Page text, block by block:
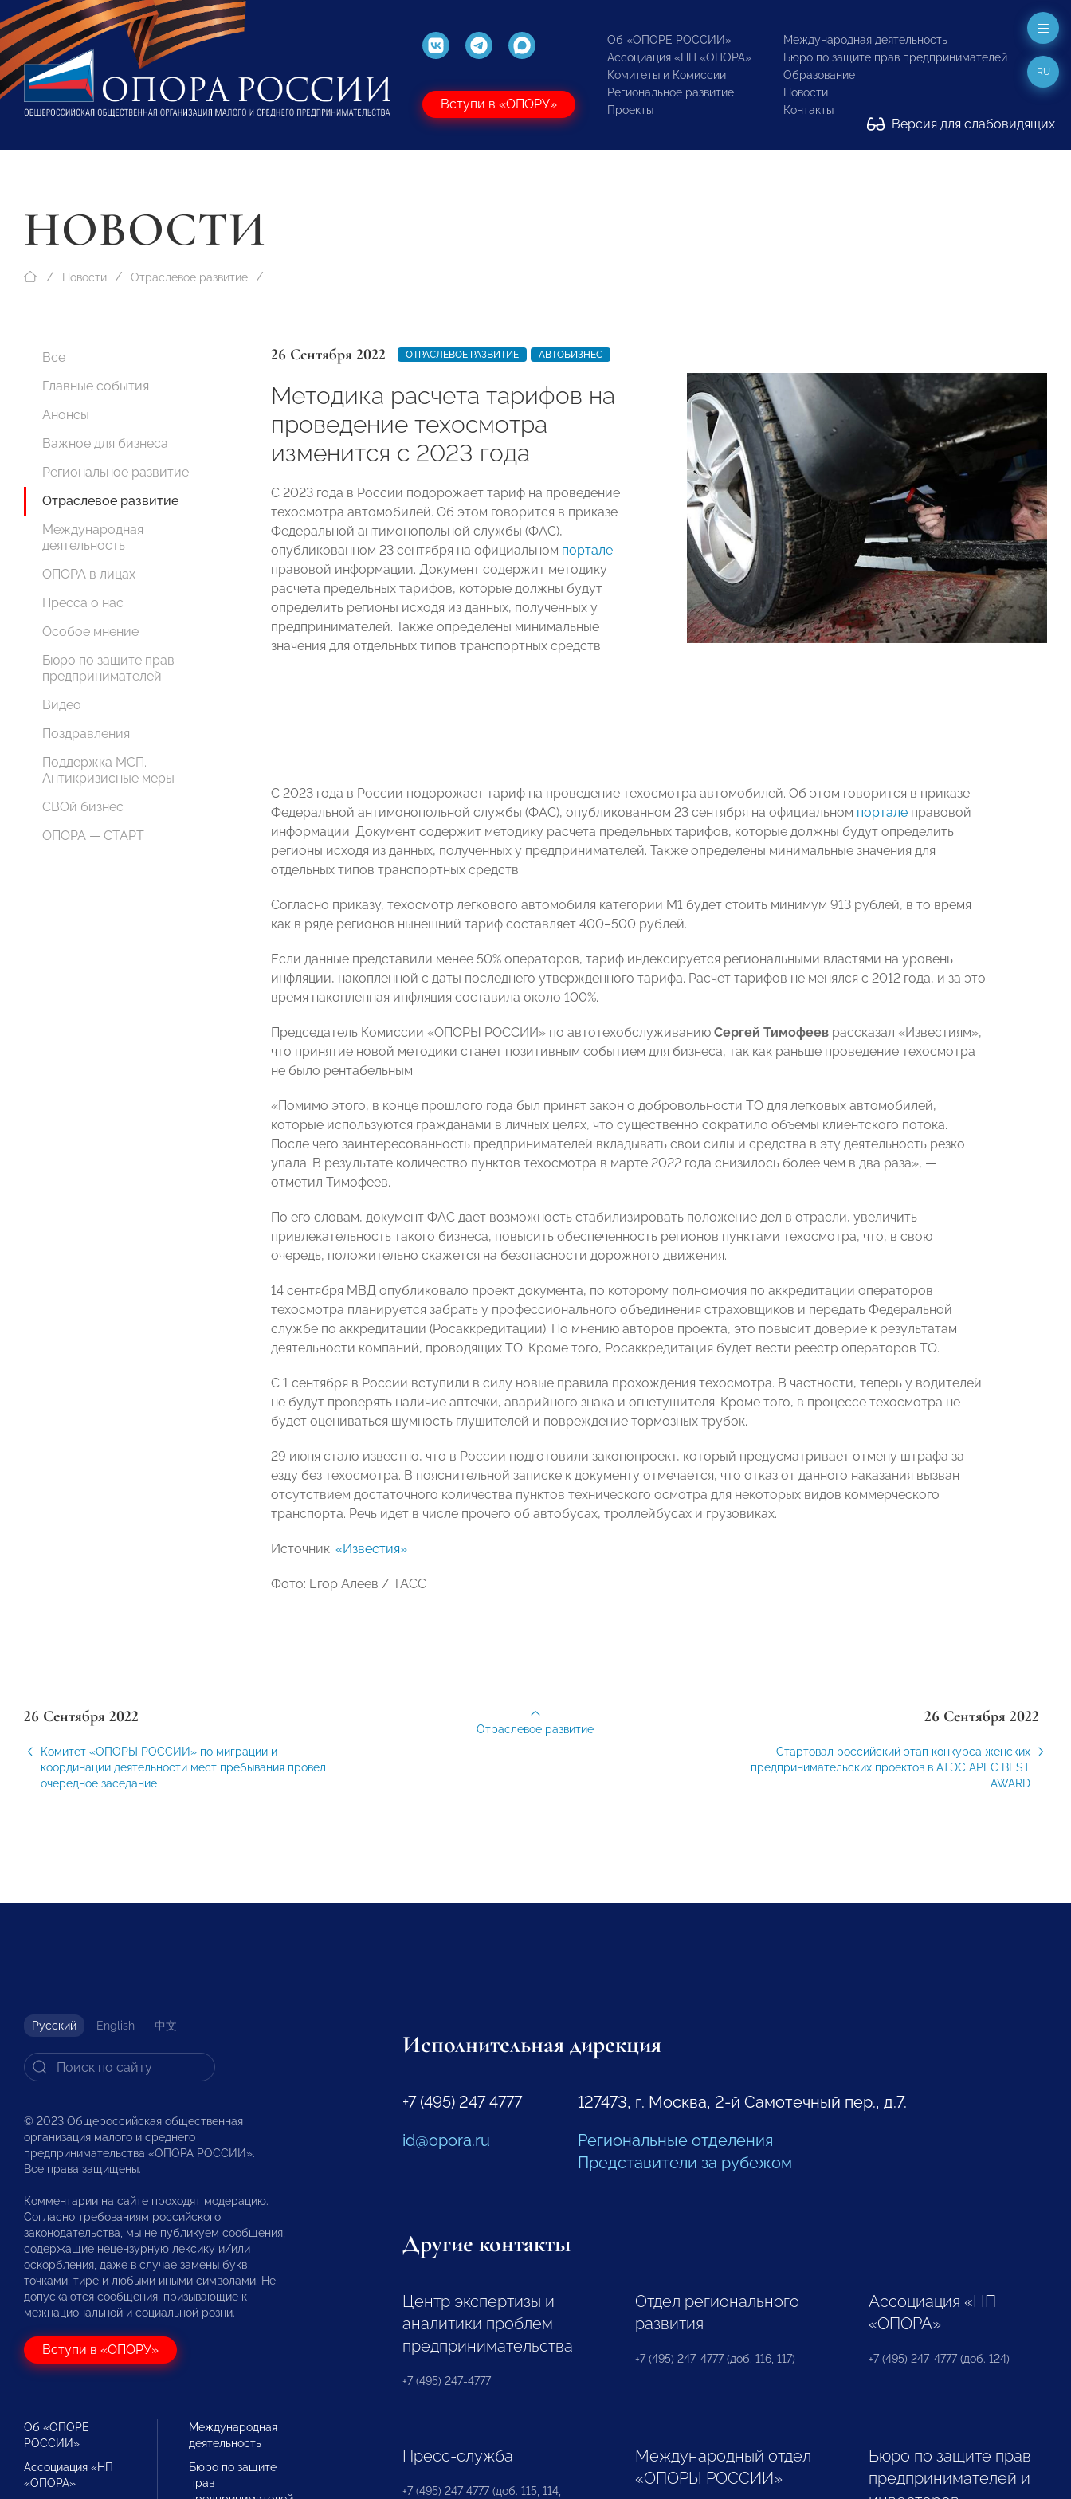
Вступи в «ОПОРУ»
Об «ОПОРЕ РОССИИ»
Ассоциация «НП «ОПОРА»
Комитеты и Комиссии
Региональное развитие
Проекты
Международная деятельность
Бюро по защите прав предпринимателей
Образование
Новости
Контакты
Версия для слабовидящих
RU
НОВОСТИ
Новости Отраслевое развитие
Все
Главные события
Анонсы
Важное для бизнеса
Региональное развитие
Отраслевое развитие
Международная
деятельность
ОПОРА в лицах
Пресса о нас
Особое мнение
Бюро по защите прав
предпринимателей
Видео
Поздравления
Поддержка МСП.
Антикризисные меры
СВОй бизнес
ОПОРА — СТАРТ
26 Сентября 2022 ОТРАСЛЕВОЕ РАЗВИТИЕ АВТОБИЗНЕС
Методика расчета тарифов на
проведение техосмотра
изменится с 2023 года
С 2023 года в России подорожает тариф на проведение
техосмотра автомобилей. Об этом говорится в приказе
Федеральной антимонопольной службы (ФАС),
опубликованном 23 сентября на официальном портале
правовой информации. Документ содержит методику
расчета предельных тарифов, которые должны будут
определить регионы исходя из данных, полученных у
предпринимателей. Также определены минимальные
значения для отдельных типов транспортных средств.
С 2023 года в России подорожает тариф на проведение техосмотра автомобилей. Об этом говорится в приказе
Федеральной антимонопольной службы (ФАС), опубликованном 23 сентября на официальном портале правовой
информации. Документ содержит методику расчета предельных тарифов, которые должны будут определить
регионы исходя из данных, полученных у предпринимателей. Также определены минимальные значения для
отдельных типов транспортных средств.
Согласно приказу, техосмотр легкового автомобиля категории M1 будет стоить минимум 913 рублей, в то время
как в ряде регионов нынешний тариф составляет 400–500 рублей.
Если данные представили менее 50% операторов, тариф индексируется региональными властями на уровень
инфляции, накопленной с даты последнего утвержденного тарифа. Расчет тарифов не менялся с 2012 года, и за это
время накопленная инфляция составила около 100%.
Председатель Комиссии «ОПОРЫ РОССИИ» по автотехобслуживанию Сергей Тимофеев рассказал «Известиям»,
что принятие новой методики станет позитивным событием для бизнеса, так как раньше проведение техосмотра
не было рентабельным.
«Помимо этого, в конце прошлого года был принят закон о добровольности ТО для легковых автомобилей,
которые используются гражданами в личных целях, что существенно сократило объемы клиентского потока.
После чего заинтересованность предпринимателей вкладывать свои силы и средства в эту деятельность резко
упала. В результате количество пунктов техосмотра в марте 2022 года снизилось более чем в два раза», —
отметил Тимофеев.
По его словам, документ ФАС дает возможность стабилизировать положение дел в отрасли, увеличить
привлекательность такого бизнеса, повысить обеспеченность регионов пунктами техосмотра, что, в свою
очередь, положительно скажется на безопасности дорожного движения.
14 сентября МВД опубликовало проект документа, по которому полномочия по аккредитации операторов
техосмотра планируется забрать у профессионального объединения страховщиков и передать Федеральной
службе по аккредитации (Росаккредитации). По мнению авторов проекта, это повысит доверие к результатам
деятельности компаний, проводящих ТО. Кроме того, Росаккредитация будет вести реестр операторов ТО.
С 1 сентября в России вступили в силу новые правила прохождения техосмотра. В частности, теперь у водителей
не будут проверять наличие аптечки, аварийного знака и огнетушителя. Кроме того, в процессе техосмотра не
будет оцениваться шумность глушителей и повреждение тормозных трубок.
29 июня стало известно, что в России подготовили законопроект, который предусматривает отмену штрафа за
езду без техосмотра. В пояснительной записке к документу отмечается, что отказ от данного наказания вызван
отсутствием достаточного количества пунктов технического осмотра для некоторых видов коммерческого
транспорта. Речь идет в числе прочего об автобусах, троллейбусах и грузовиках.
Источник: «Известия»
Фото: Егор Алеев / ТАСС
26 Сентября 2022
Комитет «ОПОРЫ РОССИИ» по миграции и
координации деятельности мест пребывания провел
очередное заседание
26 Сентября 2022
Стартовал российский этап конкурса женских
предпринимательских проектов в АТЭС APEC BEST
AWARD
Отраслевое развитие
Русский English 中文
© 2023 Общероссийская общественная
организация малого и среднего
предпринимательства «ОПОРА РОССИИ».
Все права защищены.
Комментарии на сайте проходят модерацию.
Согласно требованиям российского
законодательства, мы не публикуем сообщения,
содержащие нецензурную лексику и/или
оскорбления, даже в случае замены букв
точками, тире и любыми иными символами. Не
допускаются сообщения, призывающие к
межнациональной и социальной розни.
Вступи в «ОПОРУ»
Об «ОПОРЕ
РОССИИ»
Ассоциация «НП
«ОПОРА»
Международная
деятельность
Бюро по защите
прав
Исполнительная дирекция
+7 (495) 247 4777
id@opora.ru
127473, г. Москва, 2-й Самотечный пер., д.7.
Региональные отделения
Представители за рубежом
Другие контакты
Центр экспертизы и
аналитики проблем
предпринимательства
+7 (495) 247-4777
Отдел регионального
развития
+7 (495) 247-4777 (доб. 116, 117)
Ассоциация «НП
«ОПОРА»
+7 (495) 247-4777 (доб. 124)
Пресс-служба
+7 (495) 247 4777 (доб. 115, 114,
Международный отдел
«ОПОРЫ РОССИИ»
Бюро по защите прав
предпринимателей и